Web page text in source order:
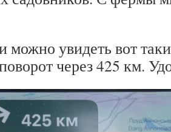
увидеть вот
через 425 км.